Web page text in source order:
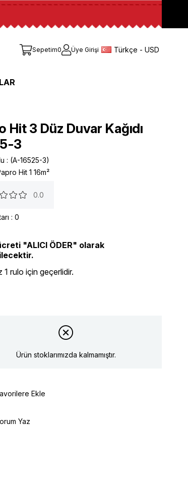
Sepetim0 Üye Girişi Türkçe - USD
Hit 3 Düz Duvar Kağıdı
3
(A-16525-3)
Hit 1 16m²
0.0
: 0
"ALICI ÖDER" olarak
1 rulo için geçerlidir.
Ürün stoklarımızda kalmamıştır.
Ekle
Yaz